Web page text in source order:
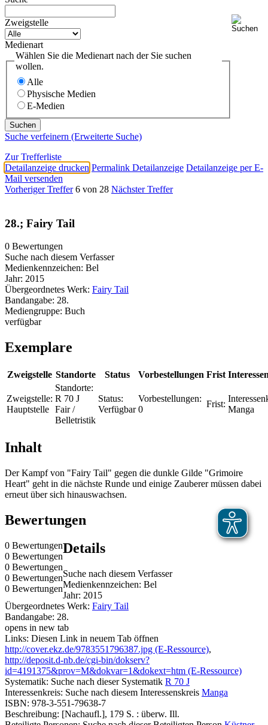
Zweigstelle
Medienart
Wählen Sie die Medienart nach der Sie suchen
wollen.
Alle
Physische Medien
E-Medien
Suche verfeinern (Erweiterte Suche)
Zur Trefferliste
Detailanzeige drucken Permalink Detailanzeige Detailanzeige per E-
Mail versenden
Vorheriger Treffer 6 von 28 Nächster Treffer
28.; Fairy Tail
0 Bewertungen
Suche nach diesem Verfasser
Medienkennzeichen: Bel
Jahr: 2015
Übergeordnetes Werk: Fairy Tail
Bandangabe: 28.
Mediengruppe: Buch
verfügbar
Exemplare
Zweigstelle Standorte Status Vorbestellungen Frist
Zweigstelle:
Hauptstelle
Standorte:
R 70 J
Fair /
Belletristik
Status:
Verfügbar
Vorbestellungen:
0
Frist:
Manga
Inhalt
Der Kampf von "Fairy Tail" gegen die dunkle Gilde "Grimoire
Heart" geht in die nächste Runde und einige Zauberer müssen dabei
erneut über sich hinauswachsen.
Bewertungen
0 Bewertungen
0 Bewertungen
0 Bewertungen
0 Bewertungen
0 Bewertungen
Details
Suche nach diesem Verfasser
Medienkennzeichen: Bel
Jahr: 2015
Übergeordnetes Werk: Fairy Tail
Bandangabe: 28.
opens in new tab
Links: Diesen Link in neuem Tab öffnen
http://cover.ekz.de/9783551796387.jpg (E-Ressource),
http://deposit.d-nb.de/cgi-bin/dokserv?
id=4191375&prov=M&dokvar=1&dokext=htm (E-Ressource)
Systematik: Suche nach dieser Systematik R 70 J
Interessenkreis: Suche nach diesem Interessenskreis Manga
ISBN: 978-3-551-79638-7
Beschreibung: [Nachaufl.], 179 S. : überw. Ill.